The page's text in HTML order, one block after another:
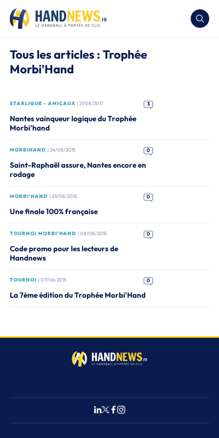
Tous les articles : Trophée
Morbi'Hand
STARLIGUE - AMICAUX | 21/08/2017 3
Nantes vainqueur logique du Trophée
Morbi'hand
MORBIHAND | 24/08/2015 0
Saint-Raphaël assure, Nantes encore en
rodage
MORBI'HAND | 23/08/2015 0
Une finale 100% française
TOURNOI MORBI'HAND | 08/08/2015 0
Code promo pour les lecteurs de
Handnews
TOURNOI | 07/06/2015 0
La 7ème édition du Trophée Morbi'Hand